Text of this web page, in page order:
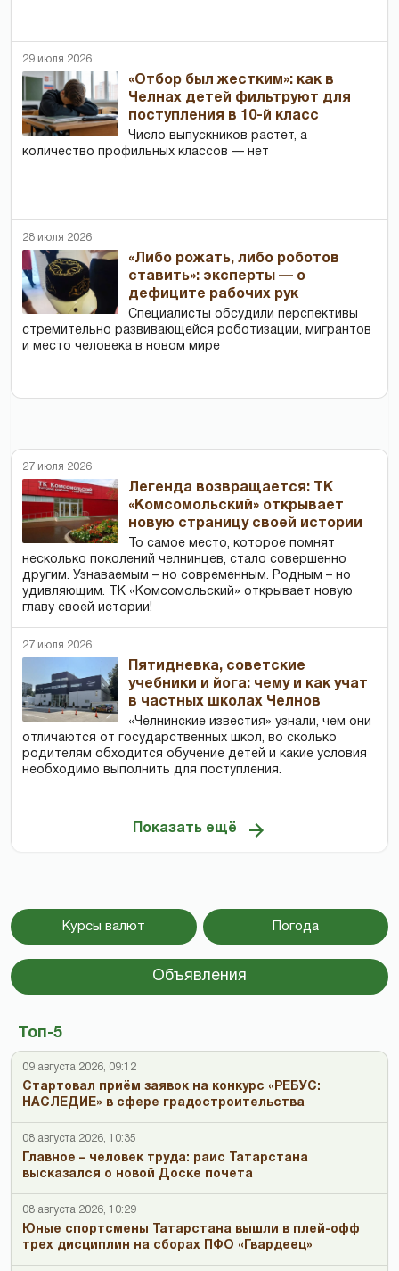
29 июля 2026
«Отбор был жестким»: как в
Челнах детей фильтруют для
поступления в 10-й класс
Число выпускников растет, а
количество профильных классов — нет
28 июля 2026
«Либо рожать, либо роботов
ставить»: эксперты — о
дефиците рабочих рук
Специалисты обсудили перспективы
стремительно развивающейся роботизации, мигрантов
и место человека в новом мире
27 июля 2026
Легенда возвращается: ТК
«Комсомольский» открывает
новую страницу своей истории
То самое место, которое помнят
несколько поколений челнинцев, стало совершенно
другим. Узнаваемым – но современным. Родным – но
удивляющим. ТК «Комсомольский» открывает новую
главу своей истории!
27 июля 2026
Пятидневка, советские
учебники и йога: чему и как учат
в частных школах Челнов
«Челнинские известия» узнали, чем они
отличаются от государственных школ, во сколько
родителям обходится обучение детей и какие условия
необходимо выполнить для поступления.
Показать ещё
Курсы валют Погода
Объявления
Топ-5
09 августа 2026, 09:12
Стартовал приём заявок на конкурс «РЕБУС:
НАСЛЕДИЕ» в сфере градостроительства
08 августа 2026, 10:35
Главное – человек труда: раис Татарстана
высказался о новой Доске почета
08 августа 2026, 10:29
Юные спортсмены Татарстана вышли в плей-офф
трех дисциплин на сборах ПФО «Гвардеец»